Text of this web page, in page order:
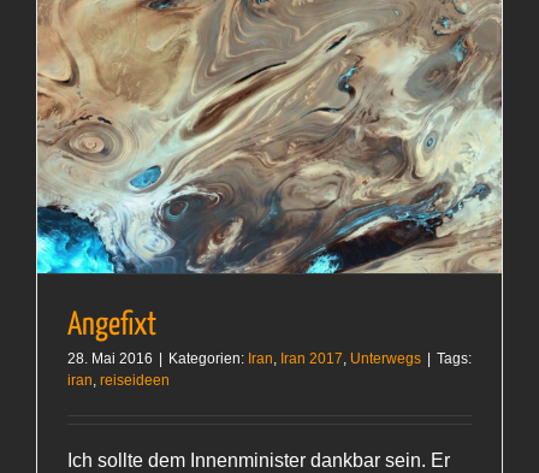
Angefixt
28. Mai 2016 Kategorien: Iran, Iran 2017, Unterwegs
Tags:
iran, reiseideen
Ich sollte dem Innenminister dankbar sein. Er